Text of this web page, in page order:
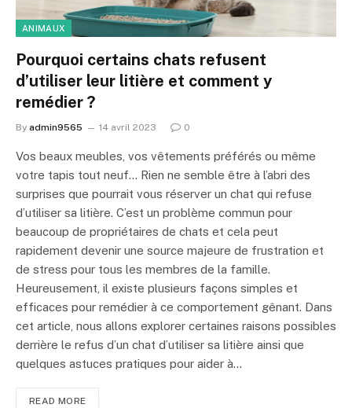
ANIMAUX
Pourquoi certains chats refusent
d’utiliser leur litière et comment y
remédier ?
By admin9565 14 avril 2023 0
Vos beaux meubles, vos vêtements préférés ou même
votre tapis tout neuf… Rien ne semble être à l’abri des
surprises que pourrait vous réserver un chat qui refuse
d’utiliser sa litière. C’est un problème commun pour
beaucoup de propriétaires de chats et cela peut
rapidement devenir une source majeure de frustration et
de stress pour tous les membres de la famille.
Heureusement, il existe plusieurs façons simples et
efficaces pour remédier à ce comportement gênant. Dans
cet article, nous allons explorer certaines raisons possibles
derrière le refus d’un chat d’utiliser sa litière ainsi que
quelques astuces pratiques pour aider à…
READ MORE